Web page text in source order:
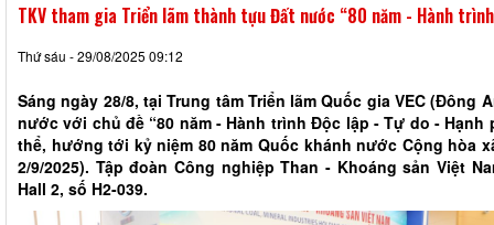
TKV tham gia Triển lãm thành tựu Đất nước “80 năm - Hành
Thứ sáu - 29/08/2025 09:12
Sáng ngày 28/8, tại Trung tâm Triển lãm Quốc gia VEC (Đông
nước với chủ đề “80 năm - Hành trình Độc lập - Tự do -
thể, hướng tới kỷ niệm 80 năm Quốc khánh nước Cộng hòa
2/9/2025). Tập đoàn Công nghiệp Than - Khoáng sản Việt
Hall 2, số H2-039.